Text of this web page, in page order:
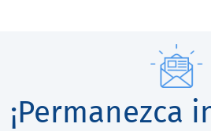
¡Permanezca